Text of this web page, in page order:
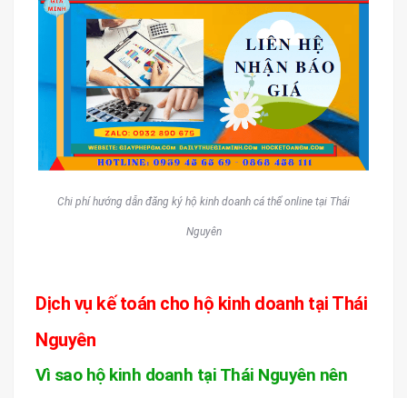
Chi phí hướng dẫn đăng ký hộ kinh doanh cá thể online tại Thái
Nguyên
Dịch vụ kế toán cho hộ kinh doanh tại Thái
Nguyên
Vì sao hộ kinh doanh tại Thái Nguyên nên